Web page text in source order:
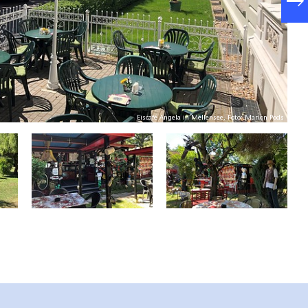
Eiscafé Angela in Mellensee, Foto: Marion Pods